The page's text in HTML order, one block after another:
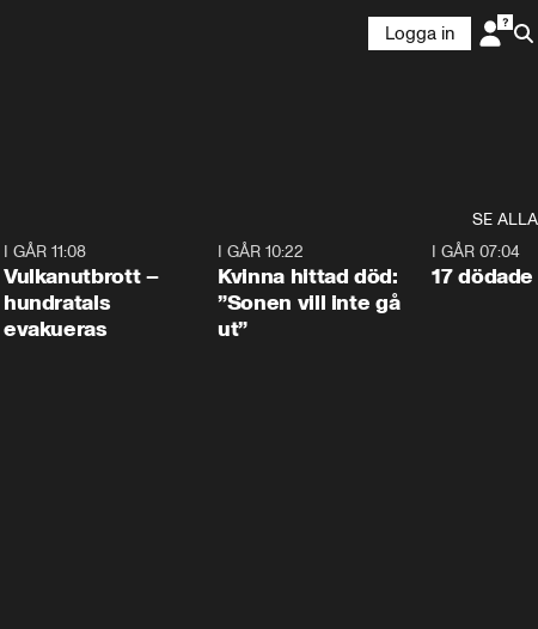
Logga in
SE ALLA
I GÅR 11:08
Vulkanutbrott –
hundratals
evakueras
I GÅR 10:22
Kvinna hittad död:
”Sonen vill inte gå
ut”
I GÅR 07:04
17